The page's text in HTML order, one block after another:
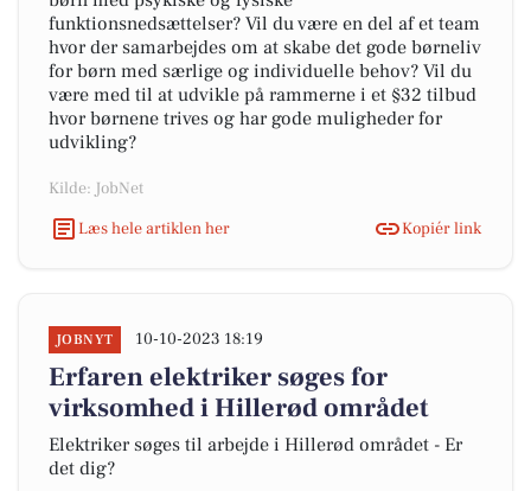
funktionsnedsættelser? Vil du være en del af et team
hvor der samarbejdes om at skabe det gode børneliv
for børn med særlige og individuelle behov? Vil du
være med til at udvikle på rammerne i et §32 tilbud
hvor børnene trives og har gode muligheder for
udvikling?
Kilde: JobNet
Læs hele artiklen her
Kopiér link
JOBNYT 10-10-2023 18:19
Erfaren elektriker søges for
virksomhed i Hillerød området
Elektriker søges til arbejde i Hillerød området - Er
det dig?